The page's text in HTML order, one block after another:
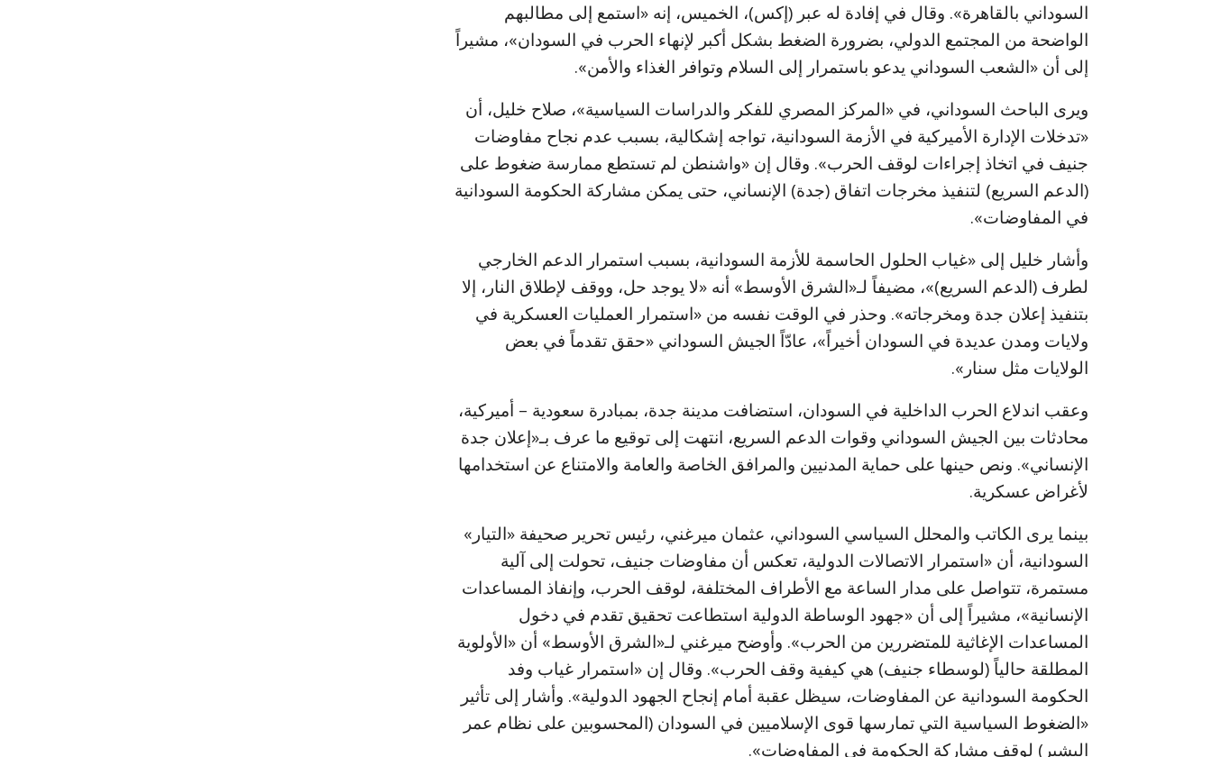
السوداني بالقاهرة». وقال في إفادة له عبر (إكس)، الخميس، إنه «استمع إلى مطالبهم
الواضحة من المجتمع الدولي، بضرورة الضغط بشكل أكبر لإنهاء الحرب في السودان»، مشيراً
إلى أن «الشعب السوداني يدعو باستمرار إلى السلام وتوافر الغذاء والأمن».
ويرى الباحث السوداني، في «المركز المصري للفكر والدراسات السياسية»، صلاح خليل، أن
«تدخلات الإدارة الأميركية في الأزمة السودانية، تواجه إشكالية، بسبب عدم نجاح مفاوضات
جنيف في اتخاذ إجراءات لوقف الحرب». وقال إن «واشنطن لم تستطع ممارسة ضغوط على
(الدعم السريع) لتنفيذ مخرجات اتفاق (جدة) الإنساني، حتى يمكن مشاركة الحكومة السودانية
في المفاوضات».
وأشار خليل إلى «غياب الحلول الحاسمة للأزمة السودانية، بسبب استمرار الدعم الخارجي
لطرف (الدعم السريع)»، مضيفاً لـ«الشرق الأوسط» أنه «لا يوجد حل، ووقف لإطلاق النار، إلا
بتنفيذ إعلان جدة ومخرجاته». وحذر في الوقت نفسه من «استمرار العمليات العسكرية في
ولايات ومدن عديدة في السودان أخيراً»، عادّاً الجيش السوداني «حقق تقدماً في بعض
الولايات مثل سنار».
وعقب اندلاع الحرب الداخلية في السودان، استضافت مدينة جدة، بمبادرة سعودية – أميركية،
محادثات بين الجيش السوداني وقوات الدعم السريع، انتهت إلى توقيع ما عرف بـ«إعلان جدة
الإنساني». ونص حينها على حماية المدنيين والمرافق الخاصة والعامة والامتناع عن استخدامها
لأغراض عسكرية.
بينما يرى الكاتب والمحلل السياسي السوداني، عثمان ميرغني، رئيس تحرير صحيفة «التيار»
السودانية، أن «استمرار الاتصالات الدولية، تعكس أن مفاوضات جنيف، تحولت إلى آلية
مستمرة، تتواصل على مدار الساعة مع الأطراف المختلفة، لوقف الحرب، وإنفاذ المساعدات
الإنسانية»، مشيراً إلى أن «جهود الوساطة الدولية استطاعت تحقيق تقدم في دخول
المساعدات الإغاثية للمتضررين من الحرب». وأوضح ميرغني لـ«الشرق الأوسط» أن «الأولوية
المطلقة حالياً (لوسطاء جنيف) هي كيفية وقف الحرب». وقال إن «استمرار غياب وفد
الحكومة السودانية عن المفاوضات، سيظل عقبة أمام إنجاح الجهود الدولية». وأشار إلى تأثير
«الضغوط السياسية التي تمارسها قوى الإسلاميين في السودان (المحسوبين على نظام عمر
البشير) لوقف مشاركة الحكومة في المفاوضات».